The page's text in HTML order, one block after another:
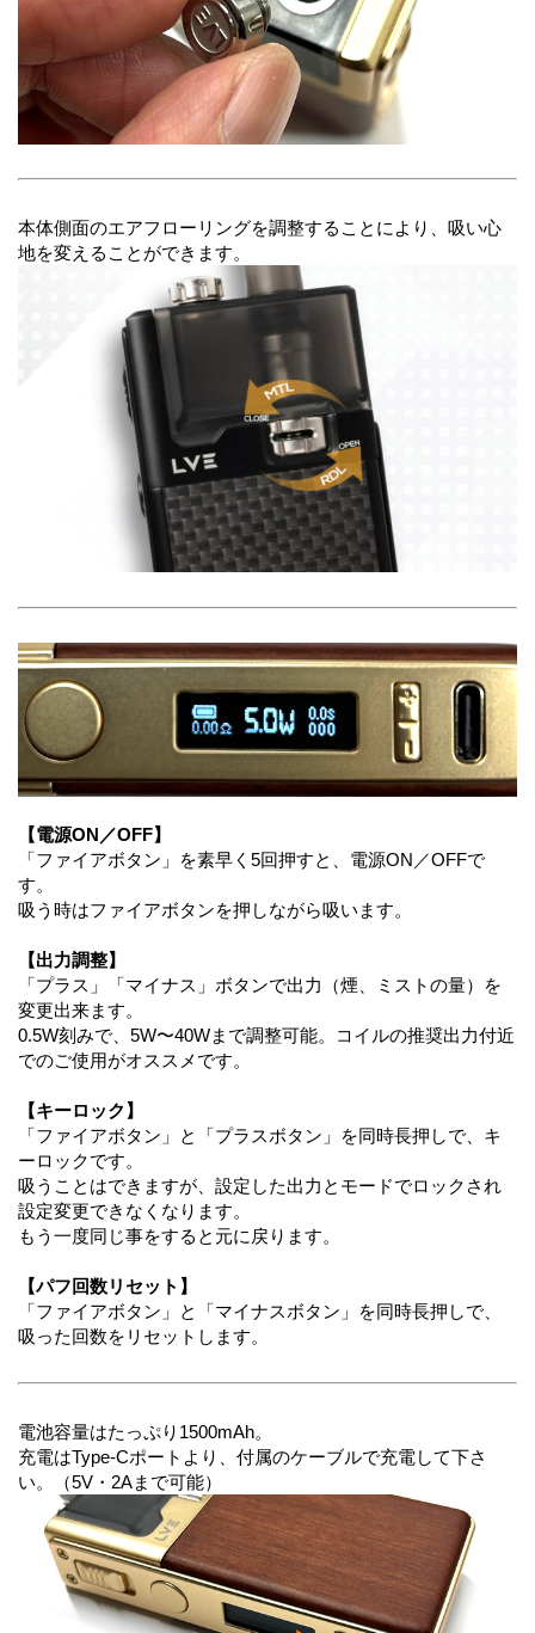
本体側面のエアフローリングを調整することにより、吸い心
地を変えることができます。
【電源ON／OFF】
「ファイアボタン」を素早く5回押すと、電源ON／OFFで
す。
吸う時はファイアボタンを押しながら吸います。
【出力調整】
「プラス」「マイナス」ボタンで出力（煙、ミストの量）を
変更出来ます。
0.5W刻みで、5W〜40Wまで調整可能。コイルの推奨出力付近
でのご使用がオススメです。
【キーロック】
「ファイアボタン」と「プラスボタン」を同時長押しで、キ
ーロックです。
吸うことはできますが、設定した出力とモードでロックされ
設定変更できなくなります。
もう一度同じ事をすると元に戻ります。
【パフ回数リセット】
「ファイアボタン」と「マイナスボタン」を同時長押しで、
吸った回数をリセットします。
電池容量はたっぷり1500mAh。
充電はType-Cポートより、付属のケーブルで充電して下さ
い。（5V・2Aまで可能）